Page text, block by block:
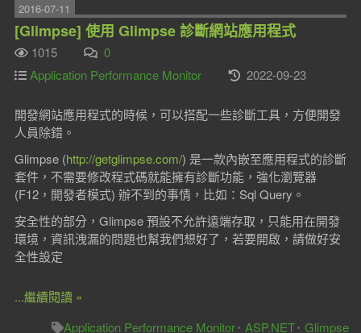
2016-07-11
[Glimpse] 使用 Glimpse 診斷網站應用程式
1015
0
Application Performance Monitor
2022-09-23
開發網站應用程式的時候，可以搭配一些診斷工具，方便開發
人員除錯。
Glimpse (http://getglimpse.com/) 是一款內嵌至應用程式的診斷
套件，不需要修改程式碼就能擁有診斷功能，強化瀏覽器
(F12，開發者模式) 辦不到的事情，比如：Sql Query。
安全性的部分，Glimpse 預設不允許遠端存取，只能用在開發
環境，資訊洩漏的問題也幫我們想好了，若要開啟，請做好安
全性設定
...繼續閱讀 »
Application Performance Monitor ASP.NET Glimpse